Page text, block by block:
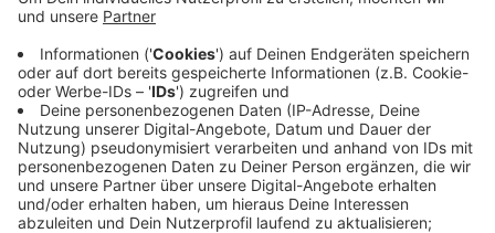
auf die A448 Richtung Bochum gesperrt. Die
dauern bis morgen früh 5:00 Uhr. Die mit dem
roten Punkt gekennzeichnete Umleitung
führt über die Anschlussstelle Eichlinghofen.
Veröffentlicht:Dienstag, 12.11.2024 16:15
Anzeige